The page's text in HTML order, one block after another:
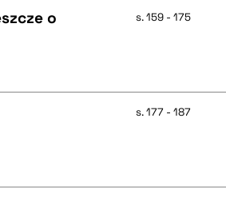
o
s. 159 - 175
s. 177 - 187